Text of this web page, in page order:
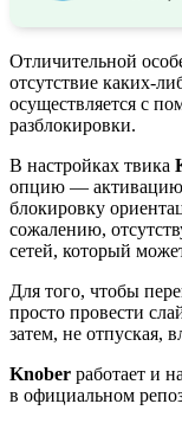
Отличительной
отсутствие каких-
осуществляется с
разблокировки.
В настройках твика
опцию — активацию
блокировку
сожалению,
сетей, который
Для того, чтобы
просто провести
затем, не отпуская,
Knober работает и
в официальном